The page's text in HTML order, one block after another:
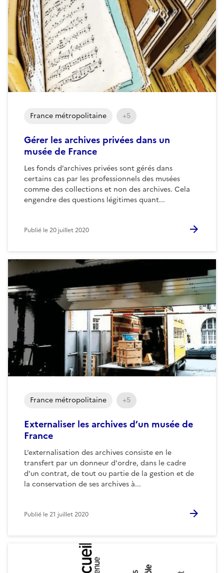
Gérer les archives privées dans un
musée de France
Les fonds d’archives privées sont gérés dans
certains cas par les professionnels des musées
comme des collections et non des archives. Cela
engendre des questions légitimes quant...
France métropolitaine +5
Publié le20 juillet 2020
Externaliser les archives d’un musée de
France
L’externalisation des archives consiste en le
transfert par un donneur d'ordre, dans le cadre
d'un contrat, de tout ou partie de la gestion et de
la conservation de ses archives à...
France métropolitaine +5
Publié le21 juillet 2020